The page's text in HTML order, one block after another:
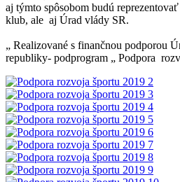
aj týmto spôsobom budú
klub, ale aj Úrad vlády SR.
„ Realizované s finančnou podporou
republiky- podprogram „ Podpora